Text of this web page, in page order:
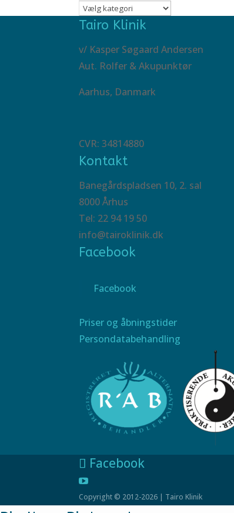
Kategorier
Tairo Klinik
v/ Kasper Søgaard Andersen
Aut. Rolfer & Akupunktør
Aarhus, Danmark
CVR: 34814880
Kontakt
Banegårdspladsen 10, 2. sal
8000 Århus
Tel: 22 94 19 50
info@tairoklinik.dk
Facebook
Facebook
Priser og åbningstider
Persondatabehandling
Facebook
Copyright © 2012-2026 | Tairo Klinik